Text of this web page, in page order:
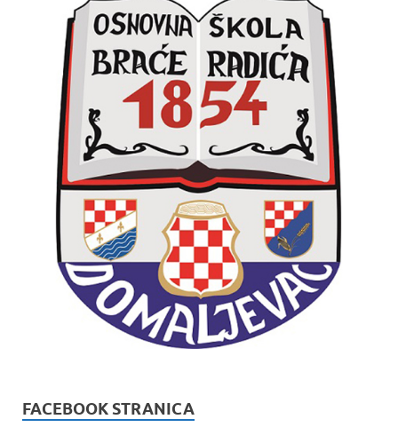
FACEBOOK STRANICA